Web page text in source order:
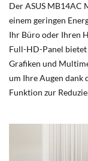
Der ASUS
einem geringen
Ihr Büro oder Ihren
Full-HD-Panel
Grafiken und
um Ihre Augen
Funktion zur